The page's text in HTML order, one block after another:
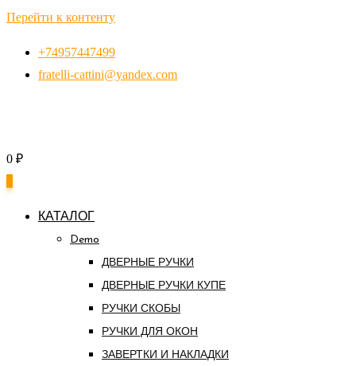
Перейти к контенту
+74957447499
fratelli-cattini@yandex.com
0 ₽
КАТАЛОГ
Demo
ДВЕРНЫЕ РУЧКИ
ДВЕРНЫЕ РУЧКИ КУПЕ
РУЧКИ СКОБЫ
РУЧКИ ДЛЯ ОКОН
ЗАВЕРТКИ И НАКЛАДКИ